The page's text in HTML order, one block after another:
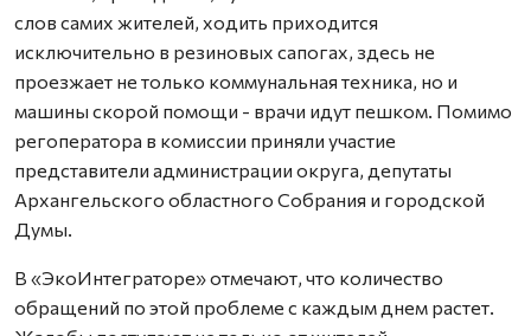
слов самих жителей, ходить приходится
исключительно в резиновых сапогах, здесь не
проезжает не только коммунальная техника, но и
машины скорой помощи - врачи идут пешком. Помимо
регоператора в комиссии приняли участие
представители администрации округа, депутаты
Архангельского областного Собрания и городской
Думы.
В «ЭкоИнтеграторе» отмечают, что количество
обращений по этой проблеме с каждым днем растет.